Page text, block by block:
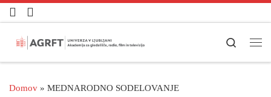
Skoči na vsebino
Search
Domov » MEDNARODNO SODELOVANJE